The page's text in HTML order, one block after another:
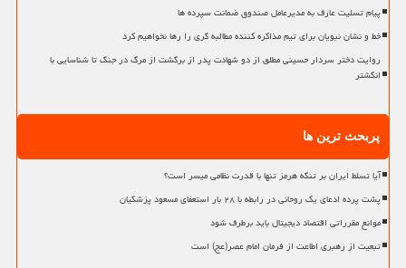
پیام تسلیت عارف به مدیرعامل صندوق ضمانت سپرده ها
خط و نشان نبویان برای تیم مذاکره کننده مطالبه گری را رها نخواهیم کرد
روایت دختر سردار حسینی مطلق از دو شهادت پدر از برگشت از مرگ در جنگ تا شناسایی با
انگشتر
پربحث ترین ها
آیا تسلط ایران بر تنگه هرمز تنها با قدرت نظامی میسر است؟
پشت پرده ادعای یک روحانی در رابطه با ۲۸ بار استعفای مسعود پزشکیان
موانع مقرراتی اقتصاد دیجیتال باید برطرف شود
تبعیت از رهبری اطاعت از فرمان امام عصر(عج) است